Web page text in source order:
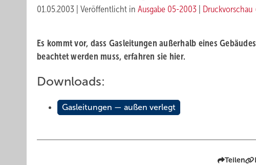
01.05.2003 Veröffentlicht in Ausgabe 05-2003 Druckvorschau
Es kommt vor, dass Gasleitungen außerhalb eines
beachtet werden muss, erfahren sie hier.
Downloads:
Gasleitungen — außen verlegt
Teilen